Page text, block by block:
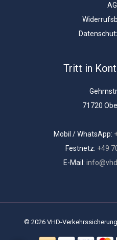
Tritt in
71720
Mobil / WhatsApp:
Festnetz: +49
E-Mail:
© 2026 VHD-